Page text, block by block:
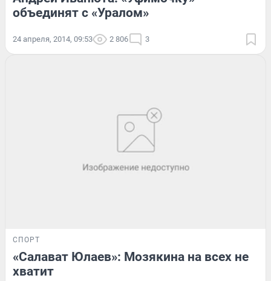
объединят с «Уралом»
24 апреля, 2014, 09:53 2 806 3
СПОРТ
«Салават Юлаев»: Мозякина на всех не
хватит